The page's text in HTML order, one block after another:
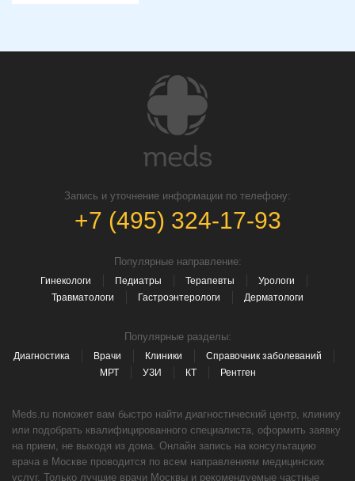
Запись и уточнение информации по телефону:
+7 (495) 324-17-93
Популярные направление:
Гинекологи Педиатры Терапевты
Урологи
Травматологи
Гастроэнтерологи Дерматологи
Популярные разделы:
Диагностика Врачи Клиники
Справочник заболеваний
МРТ
УЗИ КТ Рентген
Meds.ru поможет вам быстро найти диагностический центр, клинику
или подобрать квалифицированного специалиста, оформить заявку
на прием, не выходя из дома. Онлайн запись на консультацию
врача в Москве проводится по всем направлениям медицинских
услуг. Только лучшие врачи Москвы и рекомендуемые частные